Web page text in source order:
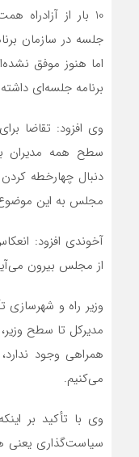
جلسه در سازمان
اما هنوز موفق
برنامه جلسه‌ای
دنبال چهارخطه
مجلس به این
آخوندی افزود:
از مجلس بیرون
وزیر راه و شهرسازی
همراهی وجود
می‌کنیم.
وی با تأکید بر
سیاست‌گذاری یعنی